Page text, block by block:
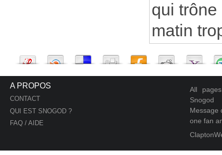
qui
matin
A PROPOS
CONTACT
QUI EST SNOGOD ?
FAQ / AIDE
All
Snogod
Message
one fan